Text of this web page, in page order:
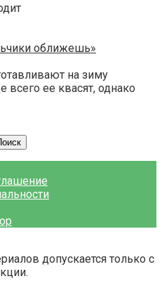
оближешь»
на зиму
всего ее квасят, однако
допускается только с